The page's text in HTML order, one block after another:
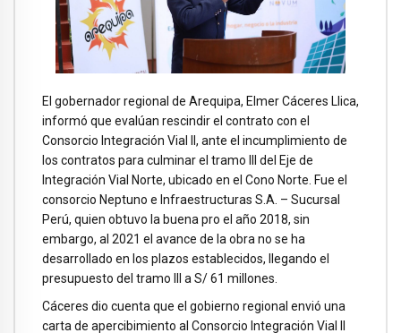
El gobernador regional de Arequipa, Elmer Cáceres Llica,
informó que evalúan rescindir el contrato con el
Consorcio Integración Vial II, ante el incumplimiento de
los contratos para culminar el tramo III del Eje de
Integración Vial Norte, ubicado en el Cono Norte. Fue el
consorcio Neptuno e Infraestructuras S.A. – Sucursal
Perú, quien obtuvo la buena pro el año 2018, sin
embargo, al 2021 el avance de la obra no se ha
desarrollado en los plazos establecidos, llegando el
presupuesto del tramo III a S/ 61 millones.
Cáceres dio cuenta que el gobierno regional envió una
carta de apercibimiento al Consorcio Integración Vial II